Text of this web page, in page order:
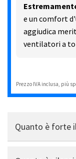
e un comfort
aggiudica
ventilatori a
Prezzo IVA inclusa, più
Quanto è forte